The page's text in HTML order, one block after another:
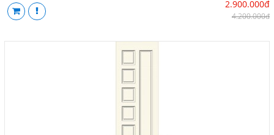
2.900.000đ
4.200.000đ